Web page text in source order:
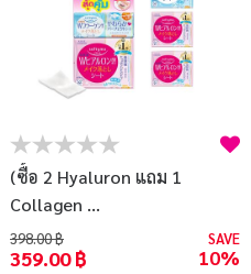
(ซื้อ 2 Hyaluron แถม 1
Collagen ...
398.00 ฿
359.00 ฿
SAVE
10%